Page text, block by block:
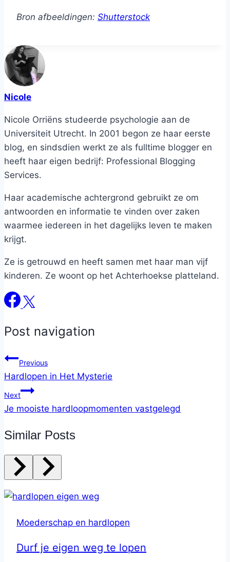
Bron afbeeldingen: Shutterstock
Nicole
Nicole Orriëns studeerde psychologie aan de
Universiteit Utrecht. In 2001 begon ze haar eerste
blog, en sindsdien werkt ze als fulltime blogger en
heeft haar eigen bedrijf: Professional Blogging
Services.
Haar academische achtergrond gebruikt ze om
antwoorden en informatie te vinden over zaken
waarmee iedereen in het dagelijks leven te maken
krijgt.
Ze is getrouwd en heeft samen met haar man vijf
kinderen. Ze woont op het Achterhoekse platteland.
Post navigation
Previous
Hardlopen in Het Mysterie
Next
Je mooiste hardloopmomenten vastgelegd
Similar Posts
Moederschap en hardlopen
Durf je eigen weg te lopen